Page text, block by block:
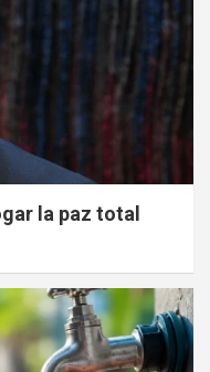
la paz total